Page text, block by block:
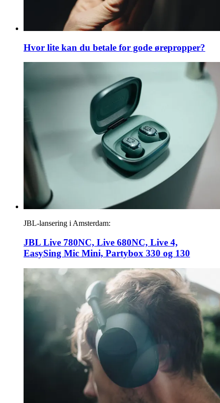
Hvor lite kan du betale for gode ørepropper?
JBL-lansering i Amsterdam:
JBL Live 780NC, Live 680NC, Live 4,
EasySing Mic Mini, Partybox 330 og 130